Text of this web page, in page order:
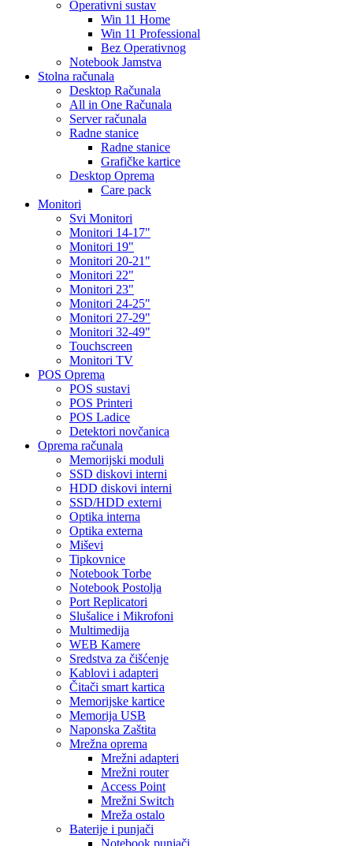
Operativni sustav
Win 11 Home
Win 11 Professional
Bez Operativnog
Notebook Jamstva
Stolna računala
Desktop Računala
All in One Računala
Server računala
Radne stanice
Radne stanice
Grafičke kartice
Desktop Oprema
Care pack
Monitori
Svi Monitori
Monitori 14-17"
Monitori 19"
Monitori 20-21"
Monitori 22"
Monitori 23"
Monitori 24-25"
Monitori 27-29"
Monitori 32-49"
Touchscreen
Monitori TV
POS Oprema
POS sustavi
POS Printeri
POS Ladice
Detektori novčanica
Oprema računala
Memorijski moduli
SSD diskovi interni
HDD diskovi interni
SSD/HDD externi
Optika interna
Optika externa
Miševi
Tipkovnice
Notebook Torbe
Notebook Postolja
Port Replicatori
Slušalice i Mikrofoni
Multimedija
WEB Kamere
Sredstva za čišćenje
Kablovi i adapteri
Čitači smart kartica
Memorijske kartice
Memorija USB
Naponska Zaštita
Mrežna oprema
Mrežni adapteri
Mrežni router
Access Point
Mrežni Switch
Mreža ostalo
Baterije i punjači
Notebook punjači